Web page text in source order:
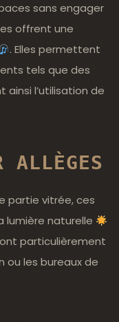
sans engager
offrent une
. Elles permettent
tels que des
l’utilisation de
ALLÈGES
partie vitrée, ces
lumière naturelle
particulièrement
ou les bureaux de